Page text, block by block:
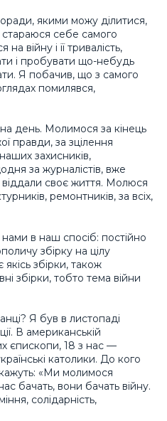
якими можу ділитися,
себе самого
війну і її тривалість,
і пробувати що-небудь
Я побачив, що з самого
помилявся,
день. Молимося за кінець
правди, за зцілення
захисників,
за журналістів, вже
своє життя. Молюся
ремонтників, за всіх,
в наш спосіб: постійно
збірку на цілу
збірки, також
збірки, тобто тема війни
Я був в листопаді
В американській
єпископи, 18 з нас —
католики. До кого
«Ми молимося
бачать, вони бачать війну.
солідарність,